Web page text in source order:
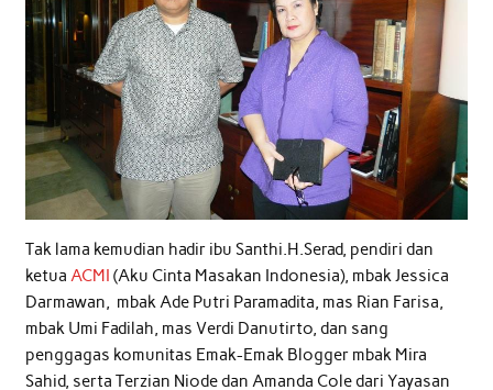
Tak lama kemudian hadir ibu Santhi.H.Serad, pendiri dan
ketua ACMI (Aku Cinta Masakan Indonesia), mbak Jessica
Darmawan, mbak Ade Putri Paramadita, mas Rian Farisa,
mbak Umi Fadilah, mas Verdi Danutirto, dan sang
penggagas komunitas Emak-Emak Blogger mbak Mira
Sahid, serta Terzian Niode dan Amanda Cole dari Yayasan